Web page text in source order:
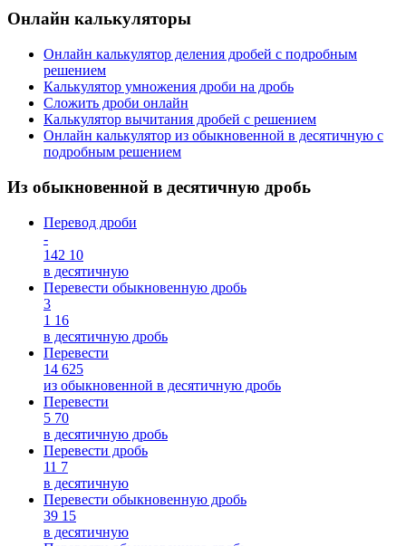
Онлайн калькуляторы
Онлайн калькулятор деления дробей с подробным
решением
Калькулятор умножения дроби на дробь
Сложить дроби онлайн
Калькулятор вычитания дробей с решением
Онлайн калькулятор из обыкновенной в десятичную с
подробным решением
Из обыкновенной в десятичную дробь
Перевод дроби
-
142 10
в десятичную
Перевести обыкновенную дробь
3
1 16
в десятичную дробь
Перевести
14 625
из обыкновенной в десятичную дробь
Перевести
5 70
в десятичную дробь
Перевести дробь
11 7
в десятичную
Перевести обыкновенную дробь
39 15
в десятичную